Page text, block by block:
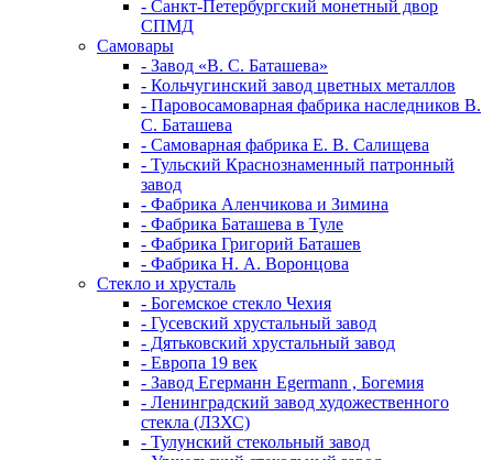
- Санкт-Петербургский монетный двор
СПМД
Самовары
- Завод «В. С. Баташева»
- Кольчугинский завод цветных металлов
- Паровосамоварная фабрика наследников В.
С. Баташева
- Самоварная фабрика Е. В. Салищева
- Тульский Краснознаменный патронный
завод
- Фабрика Аленчикова и Зимина
- Фабрика Баташева в Туле
- Фабрика Григорий Баташев
- Фабрика Н. А. Воронцова
Стекло и хрусталь
- Богемское стекло Чехия
- Гусевский хрустальный завод
- Дятьковский хрустальный завод
- Европа 19 век
- Завод Егерманн Egermann , Богемия
- Ленинградский завод художественного
стекла (ЛЗХС)
- Тулунский стекольный завод